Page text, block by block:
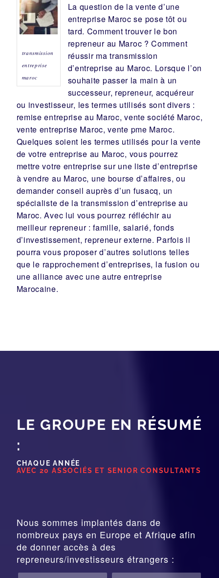
transmission
entreprise
maroc
La question de la vente d’une
entreprise Maroc se pose tôt ou
tard. Comment trouver le bon
repreneurau Maroc ? Comment
réussir matransmission
d’entreprise au Maroc. Lorsque l’on
souhaite passer la main à un
successeur, repreneur, acquéreur
ou investisseur, les termes utilisés sont divers :
remise entreprise au Maroc, ventesociété Maroc,
vente entreprise Maroc, vente pme Maroc.
Quelques soient les termes utilisés pour la vente
de votre entreprise au Maroc, vous pourrez
mettre votre entreprise sur une liste d’entreprise
à vendre au Maroc, une bourse d’affaires, ou
demander conseil auprès d’un fusacq, un
spécialiste de latransmission d’entreprise au
Maroc. Avec lui vous pourrez réfléchir au
meilleur repreneur:famille, salarié, fonds
d’investissement, repreneur externe. Parfois il
pourra vous proposer d’autres solutions telles
que le rapprochement d’entreprises, la fusion ou
unealliance avec une autre entreprise
Marocaine.
LE GROUPE EN RÉSUMÉ
:
CHAQUE ANNÉE
AVEC 20 ASSOCIÉS ET SENIOR CONSULTANTS
Nous sommes implantés dans de
nombreux pays en Europe et Afrique afin
de donner accès à des
repreneurs/investisseurs étrangers :